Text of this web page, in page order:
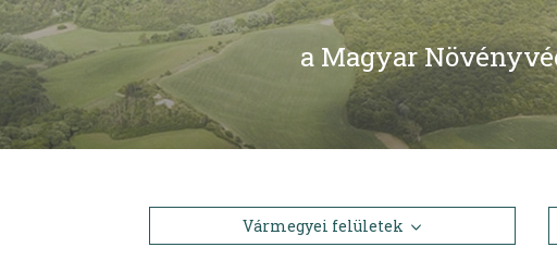
a Magyar
Vármegyei felületek